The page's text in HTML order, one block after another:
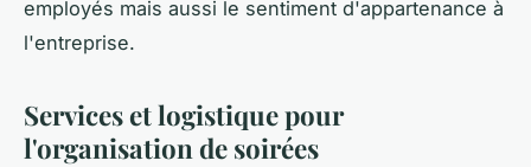
employés mais aussi le sentiment d'appartenance à
l'entreprise.
Services et logistique pour
l'organisation de soirées